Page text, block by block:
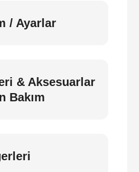
/ Ayarlar
& Aksesuarlar
Bakım